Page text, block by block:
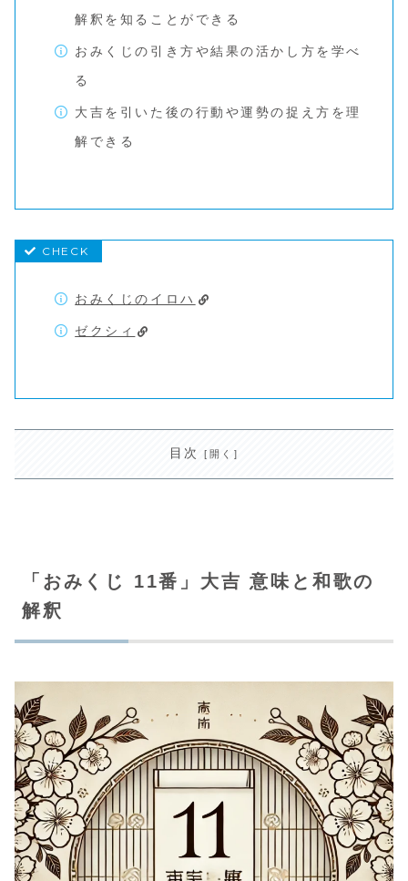
解釈を知ることができる
おみくじの引き方や結果の活かし方を学べ
る
大吉を引いた後の行動や運勢の捉え方を理
解できる
おみくじのイロハ
ゼクシィ
目次
「おみくじ 11番」大吉 意味と和歌の
解釈